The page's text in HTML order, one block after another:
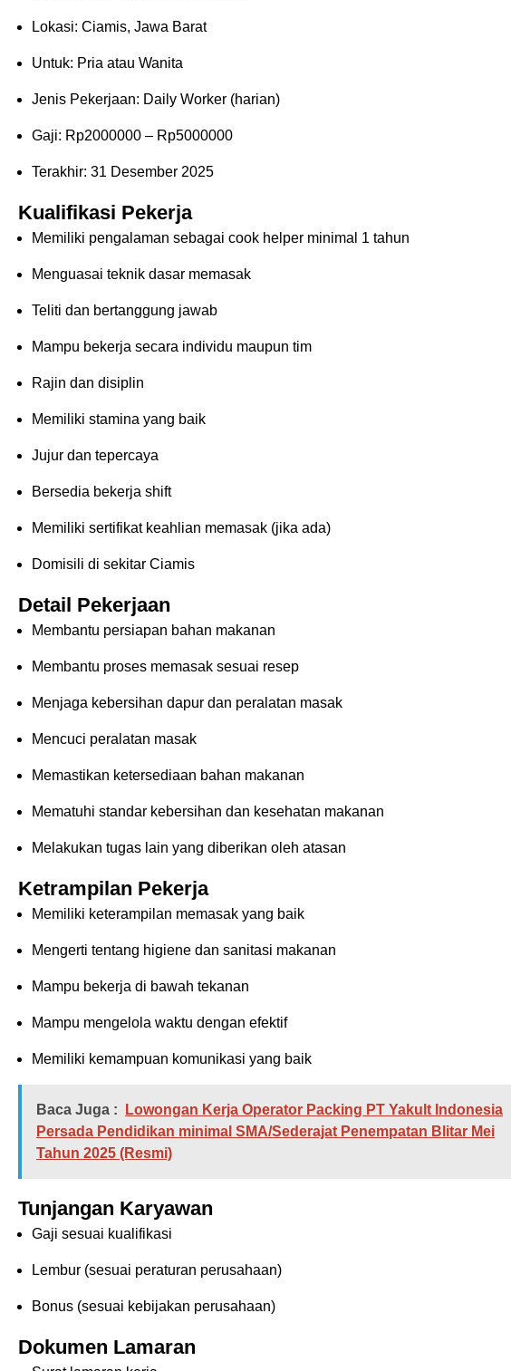
Lokasi: Ciamis, Jawa Barat
Untuk: Pria atau Wanita
Jenis Pekerjaan: Daily Worker (harian)
Gaji: Rp2000000 – Rp5000000
Terakhir: 31 Desember 2025
Kualifikasi Pekerja
Memiliki pengalaman sebagai cook helper minimal 1 tahun
Menguasai teknik dasar memasak
Teliti dan bertanggung jawab
Mampu bekerja secara individu maupun tim
Rajin dan disiplin
Memiliki stamina yang baik
Jujur dan tepercaya
Bersedia bekerja shift
Memiliki sertifikat keahlian memasak (jika ada)
Domisili di sekitar Ciamis
Detail Pekerjaan
Membantu persiapan bahan makanan
Membantu proses memasak sesuai resep
Menjaga kebersihan dapur dan peralatan masak
Mencuci peralatan masak
Memastikan ketersediaan bahan makanan
Mematuhi standar kebersihan dan kesehatan makanan
Melakukan tugas lain yang diberikan oleh atasan
Ketrampilan Pekerja
Memiliki keterampilan memasak yang baik
Mengerti tentang higiene dan sanitasi makanan
Mampu bekerja di bawah tekanan
Mampu mengelola waktu dengan efektif
Memiliki kemampuan komunikasi yang baik
Baca Juga :
Lowongan Kerja Operator Packing PT Yakult Indonesia
Persada Pendidikan minimal SMA/Sederajat Penempatan Blitar Mei
Tahun 2025 (Resmi)
Tunjangan Karyawan
Gaji sesuai kualifikasi
Lembur (sesuai peraturan perusahaan)
Bonus (sesuai kebijakan perusahaan)
Dokumen Lamaran